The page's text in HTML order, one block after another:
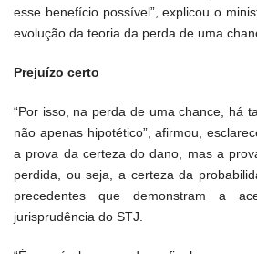
esse benefício possível”, explicou o
evolução da teoria da perda de uma
Prejuízo certo
“Por isso, na perda de uma chance, há
não apenas hipotético”, afirmou,
a prova da certeza do dano, mas a
perdida, ou seja, a certeza da
precedentes que demonstram a
jurisprudência do STJ.